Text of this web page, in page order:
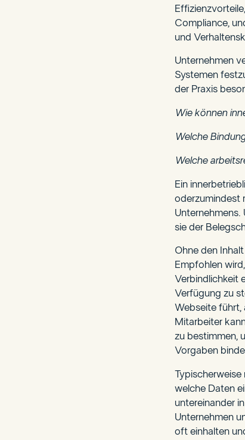
Compliance,
und
Unternehmen
Systemen
der Praxis
Wie können
Welche
Welche
Ein
oderzumindest
Unternehmens.
sie der
Ohne den
Empfohlen
Verbindlichkeit
Verfügung zu
Webseite führt,
Mitarbeiter
zu bestimmen,
Vorgaben
Typischerweise
welche Daten
untereinander
Unternehmen
oft einhalten